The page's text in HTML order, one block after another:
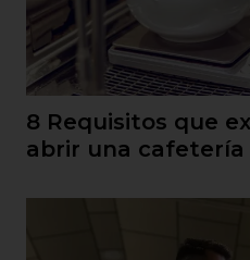
8 Requisitos que
abrir una cafetería